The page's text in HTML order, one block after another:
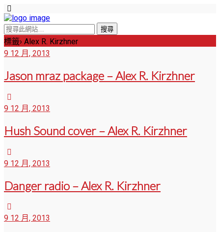
標籤› Alex R. Kirzhner
9 12 月, 2013
Jason mraz package – Alex R. Kirzhner
9 12 月, 2013
Hush Sound cover – Alex R. Kirzhner
9 12 月, 2013
Danger radio – Alex R. Kirzhner
9 12 月, 2013